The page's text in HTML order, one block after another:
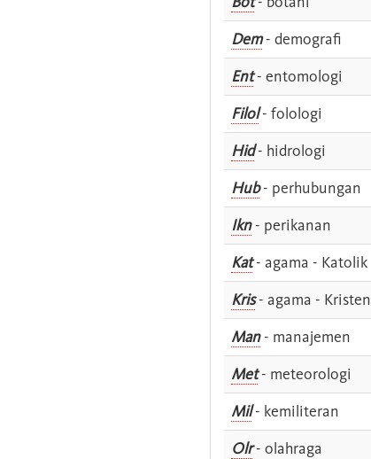
Dem- demografi
Ent- entomologi
Filol- folologi
Hid- hidrologi
Hub- perhubungan
Ikn- perikanan
Kat- agama - Katolik
Kris- agama - Kristen
Man- manajemen
Met- meteorologi
Mil- kemiliteran
Olr- olahraga